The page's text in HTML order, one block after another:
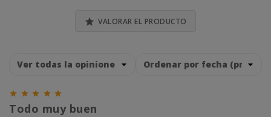
 VALORAR EL PRODUCTO
    
Todo muy buen